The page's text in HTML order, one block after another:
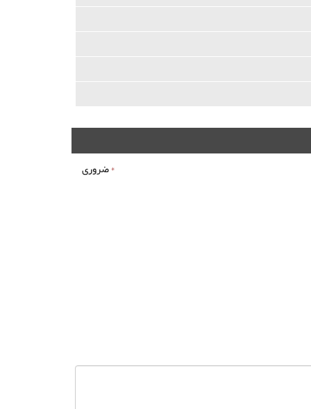
*ضروری